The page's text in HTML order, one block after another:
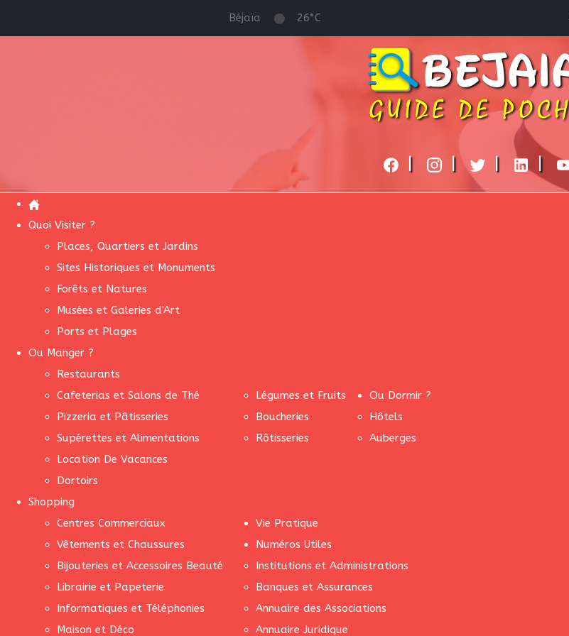
Béjaïa 26°C
| | | |
Quoi Visiter ?
Places, Quartiers et Jardins
Sites Historiques et Monuments
Forêts et Natures
Musées et Galeries d'Art
Ports et Plages
Ou Manger ?
Restaurants
Cafeterias et Salons de Thé
Pizzeria et Pâtisseries
Supérettes et Alimentations
Légumes et Fruits
Boucheries
Rôtisseries
Ou Dormir ?
Hôtels
Auberges
Location De Vacances
Dortoirs
Shopping
Centres Commerciaux
Vêtements et Chaussures
Bijouteries et Accessoires Beauté
Librairie et Papeterie
Informatiques et Téléphonies
Maison et Déco
Vie Pratique
Numéros Utiles
Institutions et Administrations
Banques et Assurances
Annuaire des Associations
Annuaire Juridique